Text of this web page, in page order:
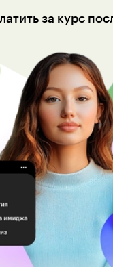
за курс